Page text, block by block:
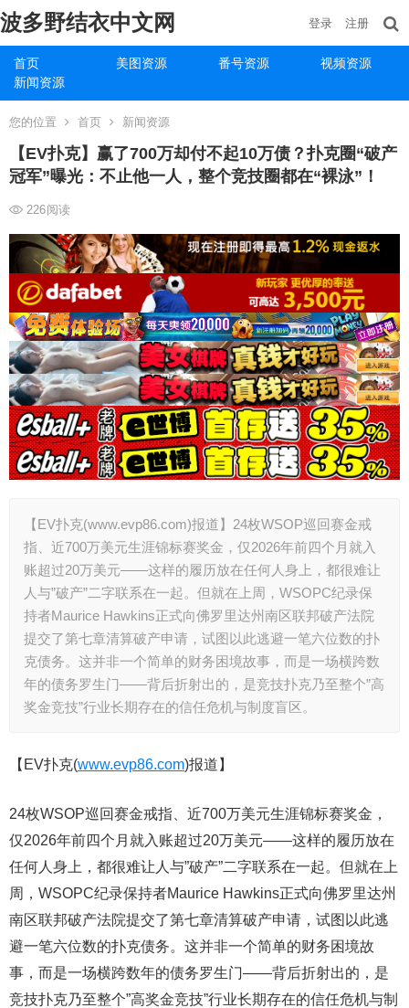
波多野结衣中文网
首页 美图资源 番号资源
视频资源
新闻资源
登录 注册
您的位置 首页 新闻资源
【EV扑克】赢了700万却付不起10万债？扑克圈“破产
冠军”曝光：不止他一人，整个竞技圈都在“裸泳”！
226阅读
【EV扑克(www.evp86.com)报道】24枚WSOP巡回赛金戒
指、近700万美元生涯锦标赛奖金，仅2026年前四个月就入
账超过20万美元——这样的履历放在任何人身上，都很难让
人与”破产”二字联系在一起。但就在上周，WSOPC纪录保
持者Maurice Hawkins正式向佛罗里达州南区联邦破产法院
提交了第七章清算破产申请，试图以此逃避一笔六位数的扑
克债务。这并非一个简单的财务困境故事，而是一场横跨数
年的债务罗生门——背后折射出的，是竞技扑克乃至整个”高
奖金竞技”行业长期存在的信任危机与制度盲区。
【EV扑克(www.evp86.com)报道】
24枚WSOP巡回赛金戒指、近700万美元生涯锦标赛奖金，
仅2026年前四个月就入账超过20万美元——这样的履历放在
任何人身上，都很难让人与”破产”二字联系在一起。但就在上
周，WSOPC纪录保持者Maurice Hawkins正式向佛罗里达州
南区联邦破产法院提交了第七章清算破产申请，试图以此逃
避一笔六位数的扑克债务。这并非一个简单的财务困境故
事，而是一场横跨数年的债务罗生门——背后折射出的，是
竞技扑克乃至整个”高奖金竞技”行业长期存在的信任危机与制